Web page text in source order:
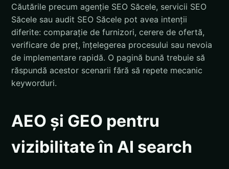
Căutările precum agenție SEO Săcele, servicii SEO
Săcele sau audit SEO Săcele pot avea intenții
diferite: comparație de furnizori, cerere de ofertă,
verificare de preț, înțelegerea procesului sau nevoia
de implementare rapidă. O pagină bună trebuie să
răspundă acestor scenarii fără să repete mecanic
keyworduri.
AEO și GEO pentru
vizibilitate în AI search